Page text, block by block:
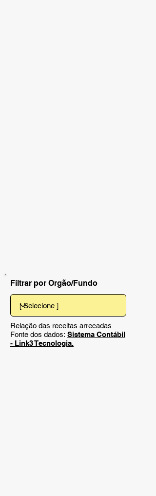
Filtrar por Orgão/Fundo
Relação das receitas arrecadas
Fonte dos dados: Sistema Contábil
- Link3 Tecnologia.